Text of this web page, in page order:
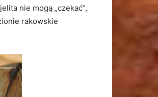
nie mogą „czekać”,
rakowskie